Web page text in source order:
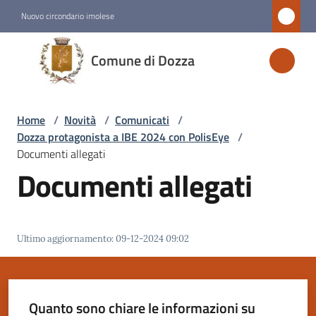
Nuovo circondario imolese
Comune di Dozza
Comune
di
Dozza
Amministrazione
Novità
Servizi
Vivere
Dozza
Home / Novità / Comunicati /
Dozza protagonista a IBE 2024 con PolisEye /
Documenti allegati
Documenti allegati
Ultimo aggiornamento:09-12-2024 09:02
Quanto sono chiare le informazioni su